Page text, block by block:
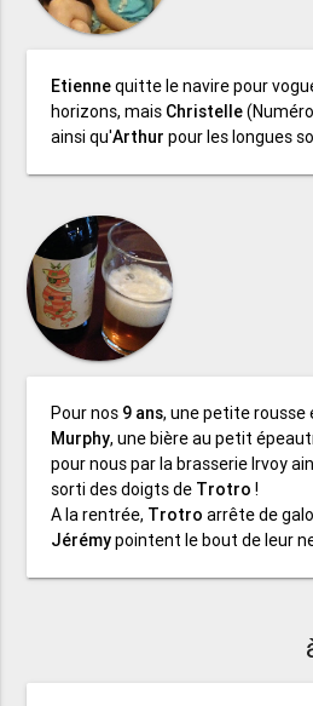
Etiennequitte le navire pour
horizons, mais Christelle
ainsi qu'Arthur pour les longues
Pour nos 9 ans, une petite rousse
Murphy, une bière au petit
pour nous par la brasserie Irvoy
sorti des doigts de Trotro !
A la rentrée, Trotro arrête de
Jérémypointent le bout de leur